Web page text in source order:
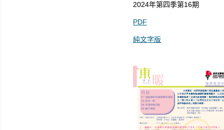
2024年第四季第16期
PDF
純文字版